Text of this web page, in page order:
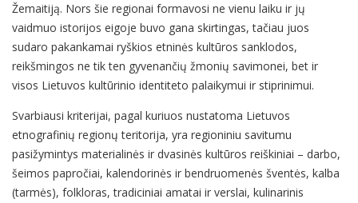
Žemaitiją. Nors šie regionai formavosi ne vienu laiku ir jų
vaidmuo istorijos eigoje buvo gana skirtingas, tačiau juos
sudaro pakankamai ryškios etninės kultūros sanklodos,
reikšmingos ne tik ten gyvenančių žmonių savimonei, bet ir
visos Lietuvos kultūrinio identiteto palaikymui ir stiprinimui.
Svarbiausi kriterijai, pagal kuriuos nustatoma Lietuvos
etnografinių regionų teritorija, yra regioniniu savitumu
pasižymintys materialinės ir dvasinės kultūros reiškiniai – darbo,
šeimos papročiai, kalendorinės ir bendruomenės šventės, kalba
(tarmės), folkloras, tradiciniai amatai ir verslai, kulinarinis